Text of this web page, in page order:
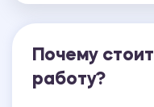
Почему
работу?